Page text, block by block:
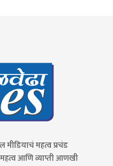
मीडियाचं महत्व प्रचंड
आणि व्याप्ती आणखी